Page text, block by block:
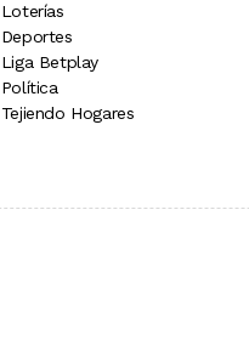
Loterías
Deportes
Liga Betplay
Política
Tejiendo Hogares